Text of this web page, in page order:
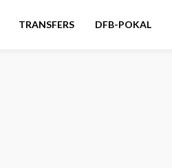
TRANSFERS DFB-POKAL